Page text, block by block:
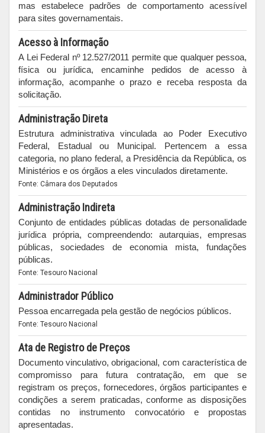
mas estabelece padrões de comportamento acessível
para sites governamentais.
Acesso à Informação
A Lei Federal nº 12.527/2011 permite que qualquer pessoa,
física ou jurídica, encaminhe pedidos de acesso à
informação, acompanhe o prazo e receba resposta da
solicitação.
Administração Direta
Estrutura administrativa vinculada ao Poder Executivo
Federal, Estadual ou Municipal. Pertencem a essa
categoria, no plano federal, a Presidência da República, os
Ministérios e os órgãos a eles vinculados diretamente.
Fonte: Câmara dos Deputados
Administração Indireta
Conjunto de entidades públicas dotadas de personalidade
jurídica própria, compreendendo: autarquias, empresas
públicas, sociedades de economia mista, fundações
públicas.
Fonte: Tesouro Nacional
Administrador Público
Pessoa encarregada pela gestão de negócios públicos.
Fonte: Tesouro Nacional
Ata de Registro de Preços
Documento vinculativo, obrigacional, com característica de
compromisso para futura contratação, em que se
registram os preços, fornecedores, órgãos participantes e
condições a serem praticadas, conforme as disposições
contidas no instrumento convocatório e propostas
apresentadas.